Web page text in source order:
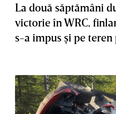
La două săptămâni
victorie în WRC,
s-a impus şi pe